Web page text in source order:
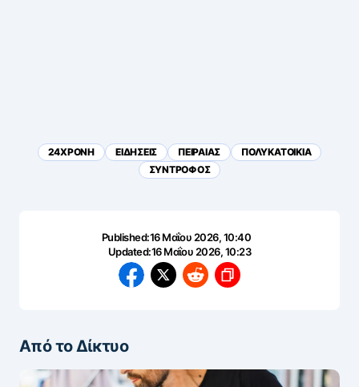
24ΧΡΟΝΗ ΕΙΔΗΣΕΙΣ ΠΕΙΡΑΙΑΣ
ΠΟΛΥΚΑΤΟΙΚΙΑ
ΣΥΝΤΡΟΦΟΣ
Published:16 Μαΐου 2026, 10:40
Updated:16 Μαΐου 2026, 10:23
Από το Δίκτυο